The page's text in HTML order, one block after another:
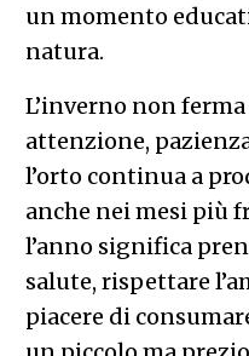
un momento
natura.
L’inverno non
attenzione,
l’orto continua a
anche nei mesi più
l’anno significa
salute, rispettare
piacere di